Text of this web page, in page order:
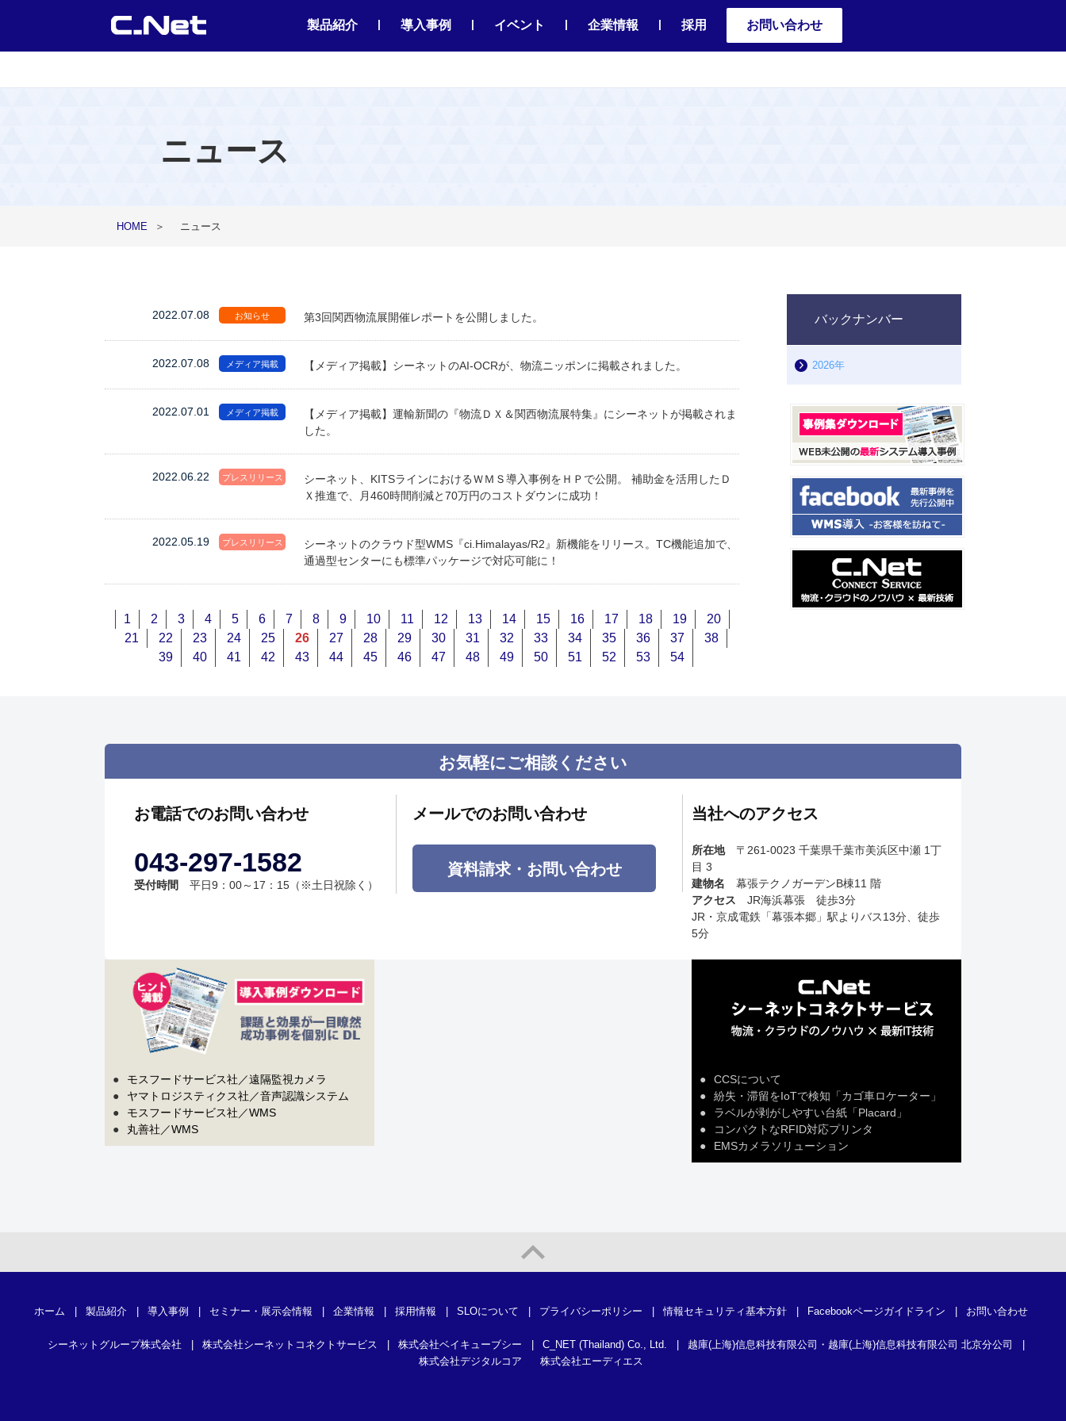
製品紹介 | 導入事例 | イベント | 企業情報 | 採用 お問い合わせ
ニュース
HOME ＞ ニュース
2022.07.08 お知らせ 第3回関西物流展開催レポートを公開しました。
2022.07.08 メディア掲載 【メディア掲載】シーネットのAI-OCRが、物流ニッポンに掲載されました。
2022.07.01 メディア掲載
【メディア掲載】運輸新聞の『物流ＤＸ＆関西物流展特集』にシーネットが掲載されま
した。
2022.06.22 プレスリリース
シーネット、KITSラインにおけるＷＭＳ導入事例をＨＰで公開。 補助金を活用したＤ
Ｘ推進で、月460時間削減と70万円のコストダウンに成功！
2022.05.19 プレスリリース
シーネットのクラウド型WMS『ci.Himalayas/R2』新機能をリリース。TC機能追加で、
通過型センターにも標準パッケージで対応可能に！
1 2 3 4 5 6 7 8 9 10 11 12 13 14 15 16 17 18 19
20
21
22 23 24 25 26 27 28 29 30 31 32 33 34 35 36 37
38
39
40 41 42 43 44 45 46 47 48 49 50 51 52 53 54
バックナンバー
2026年
お気軽にご相談ください
お電話でのお問い合わせ
043-297-1582
受付時間 平日9：00～17：15（※土日祝除く）
メールでのお問い合わせ
資料請求・お問い合わせ
当社へのアクセス
所在地〒261-0023 千葉県千葉市美浜区中瀬 1丁
目 3
建物名 幕張テクノガーデンB棟11 階
アクセス JR海浜幕張 徒歩3分
JR・京成電鉄「幕張本郷」駅よりバス13分、徒歩
5分
●
モスフードサービス社／遠隔監視カメラ
●
ヤマトロジスティクス社／音声認識システム
●
モスフードサービス社／WMS
●
丸善社／WMS
●
CCSについて
●
紛失・滞留をIoTで検知「カゴ車ロケーター」
●
ラベルが剥がしやすい台紙「Placard」
●
コンパクトなRFID対応プリンタ
●
EMSカメラソリューション
ホーム 製品紹介 導入事例 セミナー・展示会情報 企業情報 採用情報 SLOについて プライバシーポリシー 情報セキュリティ基本方針 Facebookページガイドライン お問い合わせ
シーネットグループ株式会社 株式会社シーネットコネクトサービス 株式会社ベイキューブシー C_NET (Thailand) Co., Ltd. 越庫(上海)信息科技有限公司・越庫(上海)信息科技有限公司 北京分公司
株式会社デジタルコア
株式会社エーディエス